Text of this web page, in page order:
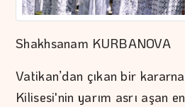
Shakhsanam KURBANOVA
Vatikan’dan çıkan bir
Kilisesi'nin yarım asrı aşan en